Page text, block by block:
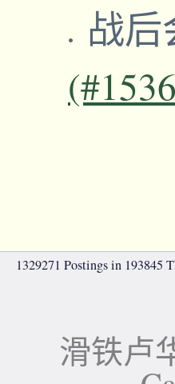
战
1329271 Postings in 193845
滑铁卢